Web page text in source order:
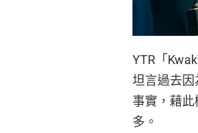
YTR「
坦言過去
事實，藉
多。